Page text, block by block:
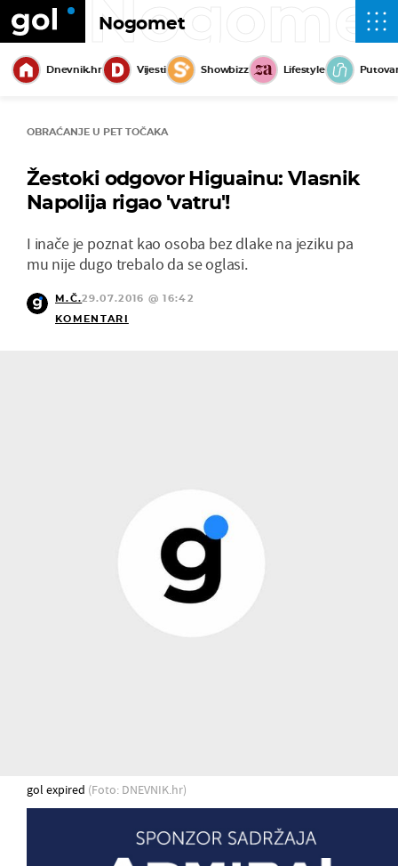
Nogomet
Dnevnik.hr Vijesti Showbizz Lifestyle
OBRAĆANJE U PET TOČAKA
Žestoki odgovor Higuainu: Vlasnik
Napolija rigao 'vatru'!
I inače je poznat kao osoba bez dlake na jeziku pa
mu nije dugo trebalo da se oglasi.
M.Č.29.07.2016 @ 16:42
KOMENTARI
gol expired (Foto: DNEVNIK.hr)